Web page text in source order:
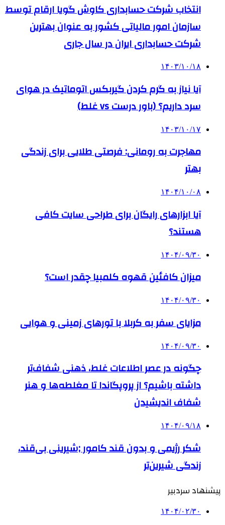
انتخاب شرکت حسابداری کاوش گویا ارقام توسط
سازمان امور مالیاتی کشور به عنوان بهترین
شرکت حسابداری ایران در سال جاری
۱۴۰۳/۱۰/۱۸
آیا نیاز به گرم کردن گیربکس اتوماتیک در هوای
سرد داریم؟ (باور درست vs غلط)
۱۴۰۳/۱۰/۱۷
مهاجرت به رومانی: فرصتی طلایی برای زندگی
بهتر
۱۴۰۴/۱۰/۰۸
آیا ابزارهای رایگان برای طراحی سایت کافی
هستند؟
۱۴۰۴/۰۹/۳۰
میزان کافئین قهوه کلمبیا چقدر است؟
۱۴۰۴/۰۹/۳۰
مزایای سفر به کربلا با تورهای زمینی و هوایی
۱۴۰۴/۰۹/۳۰
چگونه در عصر اطلاعات غلط، ذهنی شفاف‌تر
داشته باشیم؟ از پروپگاندا تا مغلطه‌ها و هنر
شفاف اندیشیدن
۱۴۰۴/۰۹/۱۸
شکر رژیمی و بدون قند کامور ;شیرینی بی‌قند،
زندگی شیرین‌تر
پیشنهاد سردبیر
۱۴۰۴/۰۲/۳۰